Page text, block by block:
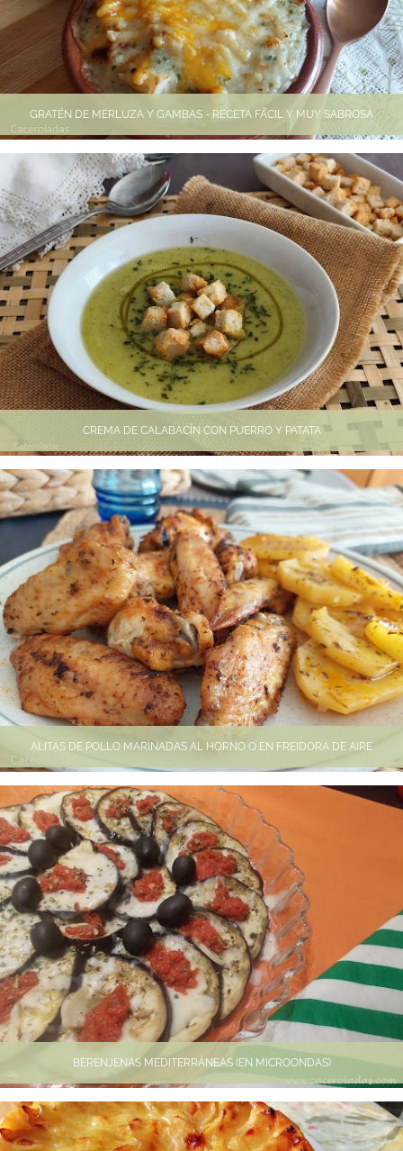
GRATÉN DE MERLUZA Y GAMBAS - RECETA FÁCIL Y MUY SABROSA
CREMA DE CALABACÍN CON PUERRO Y PATATA
ALITAS DE POLLO MARINADAS AL HORNO O EN FREIDORA DE AIRE
BERENJENAS MEDITERRÁNEAS (EN MICROONDAS)